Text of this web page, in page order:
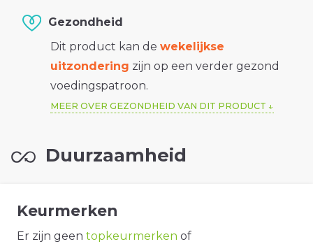
Gezondheid
Dit product kan de wekelijkse
uitzondering zijn op een verder gezond
voedingspatroon.
MEER OVER GEZONDHEID VAN DIT PRODUCT
Duurzaamheid
Keurmerken
Er zijn geen topkeurmerken of